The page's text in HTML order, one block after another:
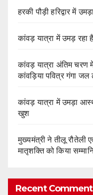
हरकी पौड़ी हरिद्वार में
कांवड़ यात्रा में उमड़
कांवड़ यात्रा अंतिम चरण
कांवड़िया पवित्र गंगा जल
कांवड़ यात्रा में उमड़ा
खुश
मुख्यमंत्री ने तीलू रौतेली
मातृशक्ति को किया
Recent